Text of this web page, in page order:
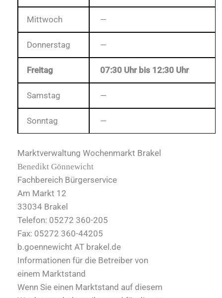
Mittwoch —
Donnerstag —
Freitag 07:30 Uhr bis 12:30 Uhr
Samstag —
Sonntag —
Marktverwaltung Wochenmarkt Brakel
Benedikt Gönnewicht
Fachbereich Bürgerservice
Am Markt 12
33034 Brakel
Telefon: 05272 360-205
Fax: 05272 360-44205
b.goennewicht AT brakel.de
Informationen für die Betreiber von
einem Marktstand
Wenn Sie einen Marktstand auf diesem